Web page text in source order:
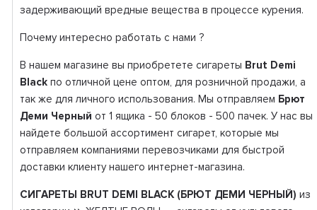
задерживающий вредные вещества в процессе курения.
Почему интересно работать с нами ?
В нашем магазине вы приобретете сигареты Brut Demi
Blackпо отличной цене оптом, для розничной продажи, а
так же для личного использования. Мы отправляем Брют
Деми Черный от 1 ящика - 50 блоков - 500 пачек. У нас вы
найдете большой ассортимент сигарет, которые мы
отправляем компаниями перевозчиками для быстрой
доставки клиенту нашего интернет-магазина.
СИГАРЕТЫ BRUT DEMI BLACK (БРЮТ ДЕМИ ЧЕРНЫЙ) из